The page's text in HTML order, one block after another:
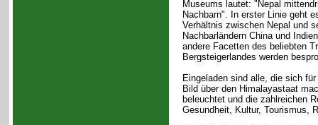
Museums lautet: "Nepal
Nachbarn". In erster Linie geht
Verhältnis zwischen Nepal und
Nachbarländern China und
andere Facetten des beliebten
Bergsteigerlandes werden
Eingeladen sind alle, die sich
Bild über den Himalayastaat
beleuchtet und die zahlreichen
Gesundheit, Kultur, Tourismus,